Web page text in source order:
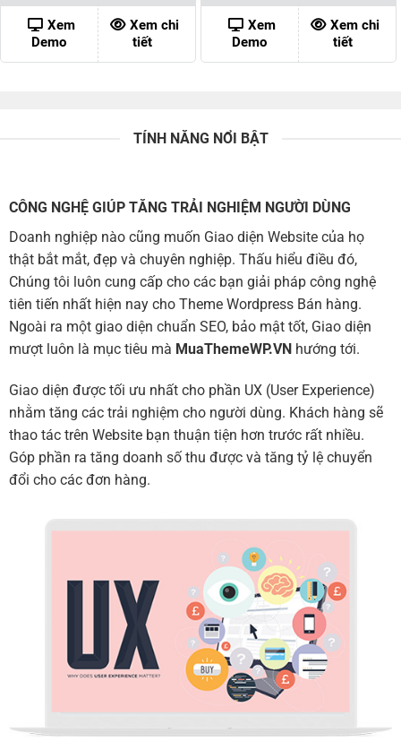
là:
1,000,000 ₫.
tại
là:
200,000 ₫.
Xem
Demo
Xem chi
tiết
là:
1,000,000 ₫.
tại
là:
Xem
Demo
Xem chi
tiết
TÍNH NĂNG NỔI BẬT
CÔNG NGHỆ GIÚP TĂNG TRẢI NGHIỆM NGƯỜI DÙNG
Doanh nghiệp nào cũng muốn Giao diện Website của họ
thật bắt mắt, đẹp và chuyên nghiệp. Thấu hiểu điều đó,
Chúng tôi luôn cung cấp cho các bạn giải pháp công nghệ
tiên tiến nhất hiện nay cho Theme Wordpress Bán hàng.
Ngoài ra một giao diện chuẩn SEO, bảo mật tốt, Giao diện
mượt luôn là mục tiêu mà MuaThemeWP.VN hướng tới.
Giao diện được tối ưu nhất cho phần UX (User Experience)
nhằm tăng các trải nghiệm cho người dùng. Khách hàng sẽ
thao tác trên Website bạn thuận tiện hơn trước rất nhiều.
Góp phần ra tăng doanh số thu được và tăng tỷ lệ chuyển
đổi cho các đơn hàng.